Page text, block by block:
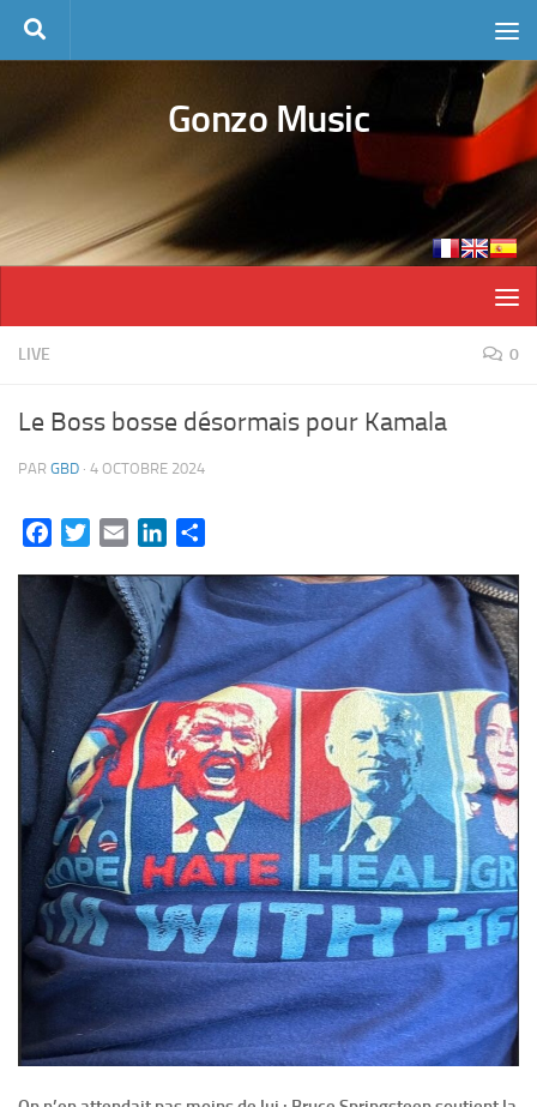
Skip to content
Gonzo Music
LIVE 0
Le Boss bosse désormais pour Kamala
PAR GBD · 4 OCTOBRE 2024
FacebookTwitterEmail LinkedIn